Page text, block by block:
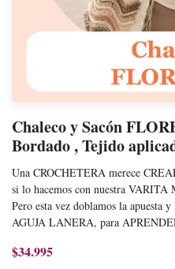
Chaleco y Sacón
Bordado , Tejido
Una CROCHETERA merece
si lo hacemos con nuestra
Pero esta vez doblamos la apuesta
AGUJA LANERA, para
$34.995